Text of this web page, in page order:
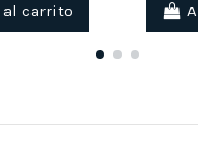
al carrito